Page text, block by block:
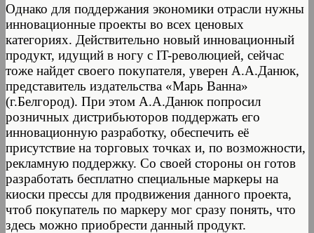
Однако для поддержания экономики отрасли нужны
инновационные проекты во всех ценовых
категориях. Действительно новый инновационный
продукт, идущий в ногу с IT-революцией, сейчас
тоже найдет своего покупателя, уверен А.А.Данюк,
представитель издательства «Марь Ванна»
(г.Белгород). При этом А.А.Данюк попросил
розничных дистрибьюторов поддержать его
инновационную разработку, обеспечить её
присутствие на торговых точках и, по возможности,
рекламную поддержку. Со своей стороны он готов
разработать бесплатно специальные маркеры на
киоски прессы для продвижения данного проекта,
чтоб покупатель по маркеру мог сразу понять, что
здесь можно приобрести данный продукт.